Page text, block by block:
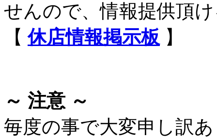
せんので、情報提供頂
【休店情報掲示板 】
～ 注意 ～
毎度の事で大変申し訳